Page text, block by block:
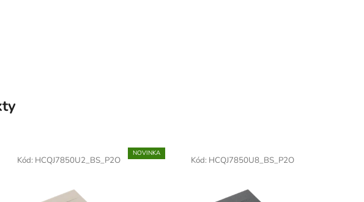
Kód: HCQJ7850U2_BS_P2O
NOVINKA
Kód: HCQJ7850U8_BS_P2O